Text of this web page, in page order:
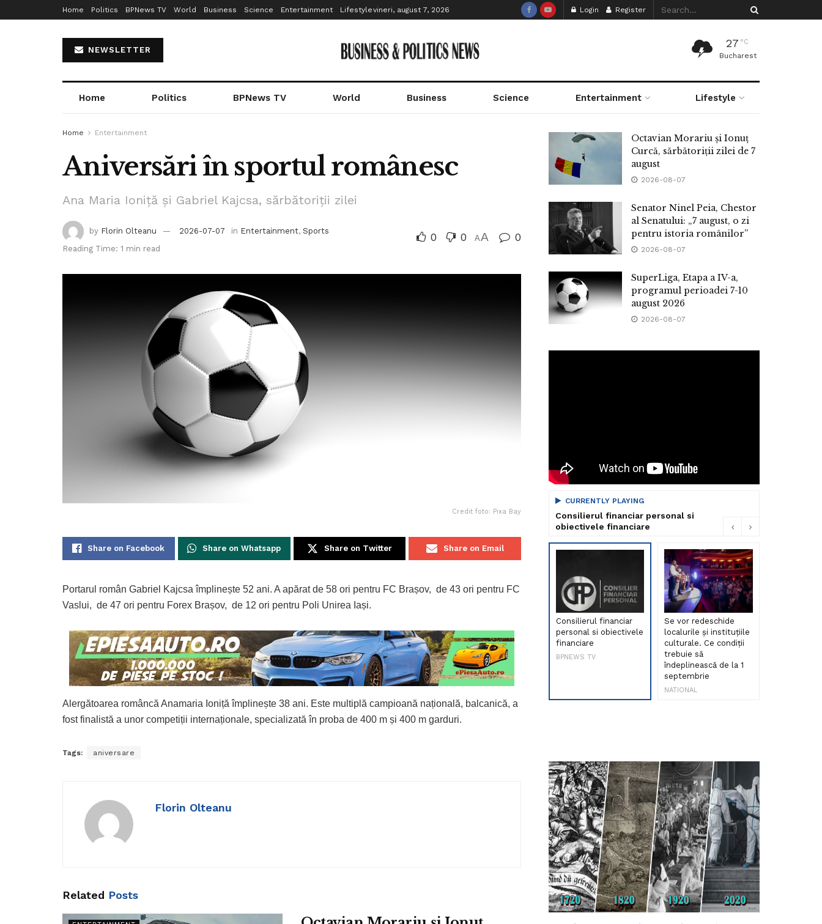
Home Politics BPNews TV World Business Science Entertainment Lifestylevineri, august 7, 2026 Login Register
NEWSLETTER
27 °C
Bucharest
Home Politics BPNews TV World Business Science Entertainment Lifestyle
Home Entertainment
Aniversări în sportul românesc
Ana Maria Ioniță și Gabriel Kajcsa, sărbătoriții zilei
by Florin Olteanu 2026-07-07 in Entertainment, Sports
Reading Time: 1 min read
0 0 AA 0
Credit foto: Pixa Bay
Share on Facebook Share on Whatsapp Share on Twitter Share on Email
Portarul român Gabriel Kajcsa împlinește 52 ani. A apărat de 58 ori pentru FC Brașov, de 43 ori pentru FC
Vaslui, de 47 ori pentru Forex Brașov, de 12 ori pentru Poli Unirea Iași.
Alergătoarea româncă Anamaria Ioniță împlinește 38 ani. Este multiplă campioană națională, balcanică, a
fost finalistă a unor competiții internaționale, specializată în proba de 400 m și 400 m garduri.
Tags: aniversare
Florin Olteanu
Related Posts
Octavian Morariu și Ionuț
Curcă, sărbătoriții zilei de 7
august
2026-08-07
Senator Ninel Peia, Chestor
al Senatului: „7 august, o zi
pentru istoria românilor”
2026-08-07
SuperLiga, Etapa a IV-a,
programul perioadei 7-10
august 2026
2026-08-07
CURRENTLY PLAYING
Consilierul financiar personal si
obiectivele financiare
Consilierul financiar
personal si obiectivele
financiare
BPNEWS TV
Se vor redeschide
localurile și instituțiile
culturale. Ce condiții
trebuie să
îndeplinească de la 1
septembrie
NATIONAL